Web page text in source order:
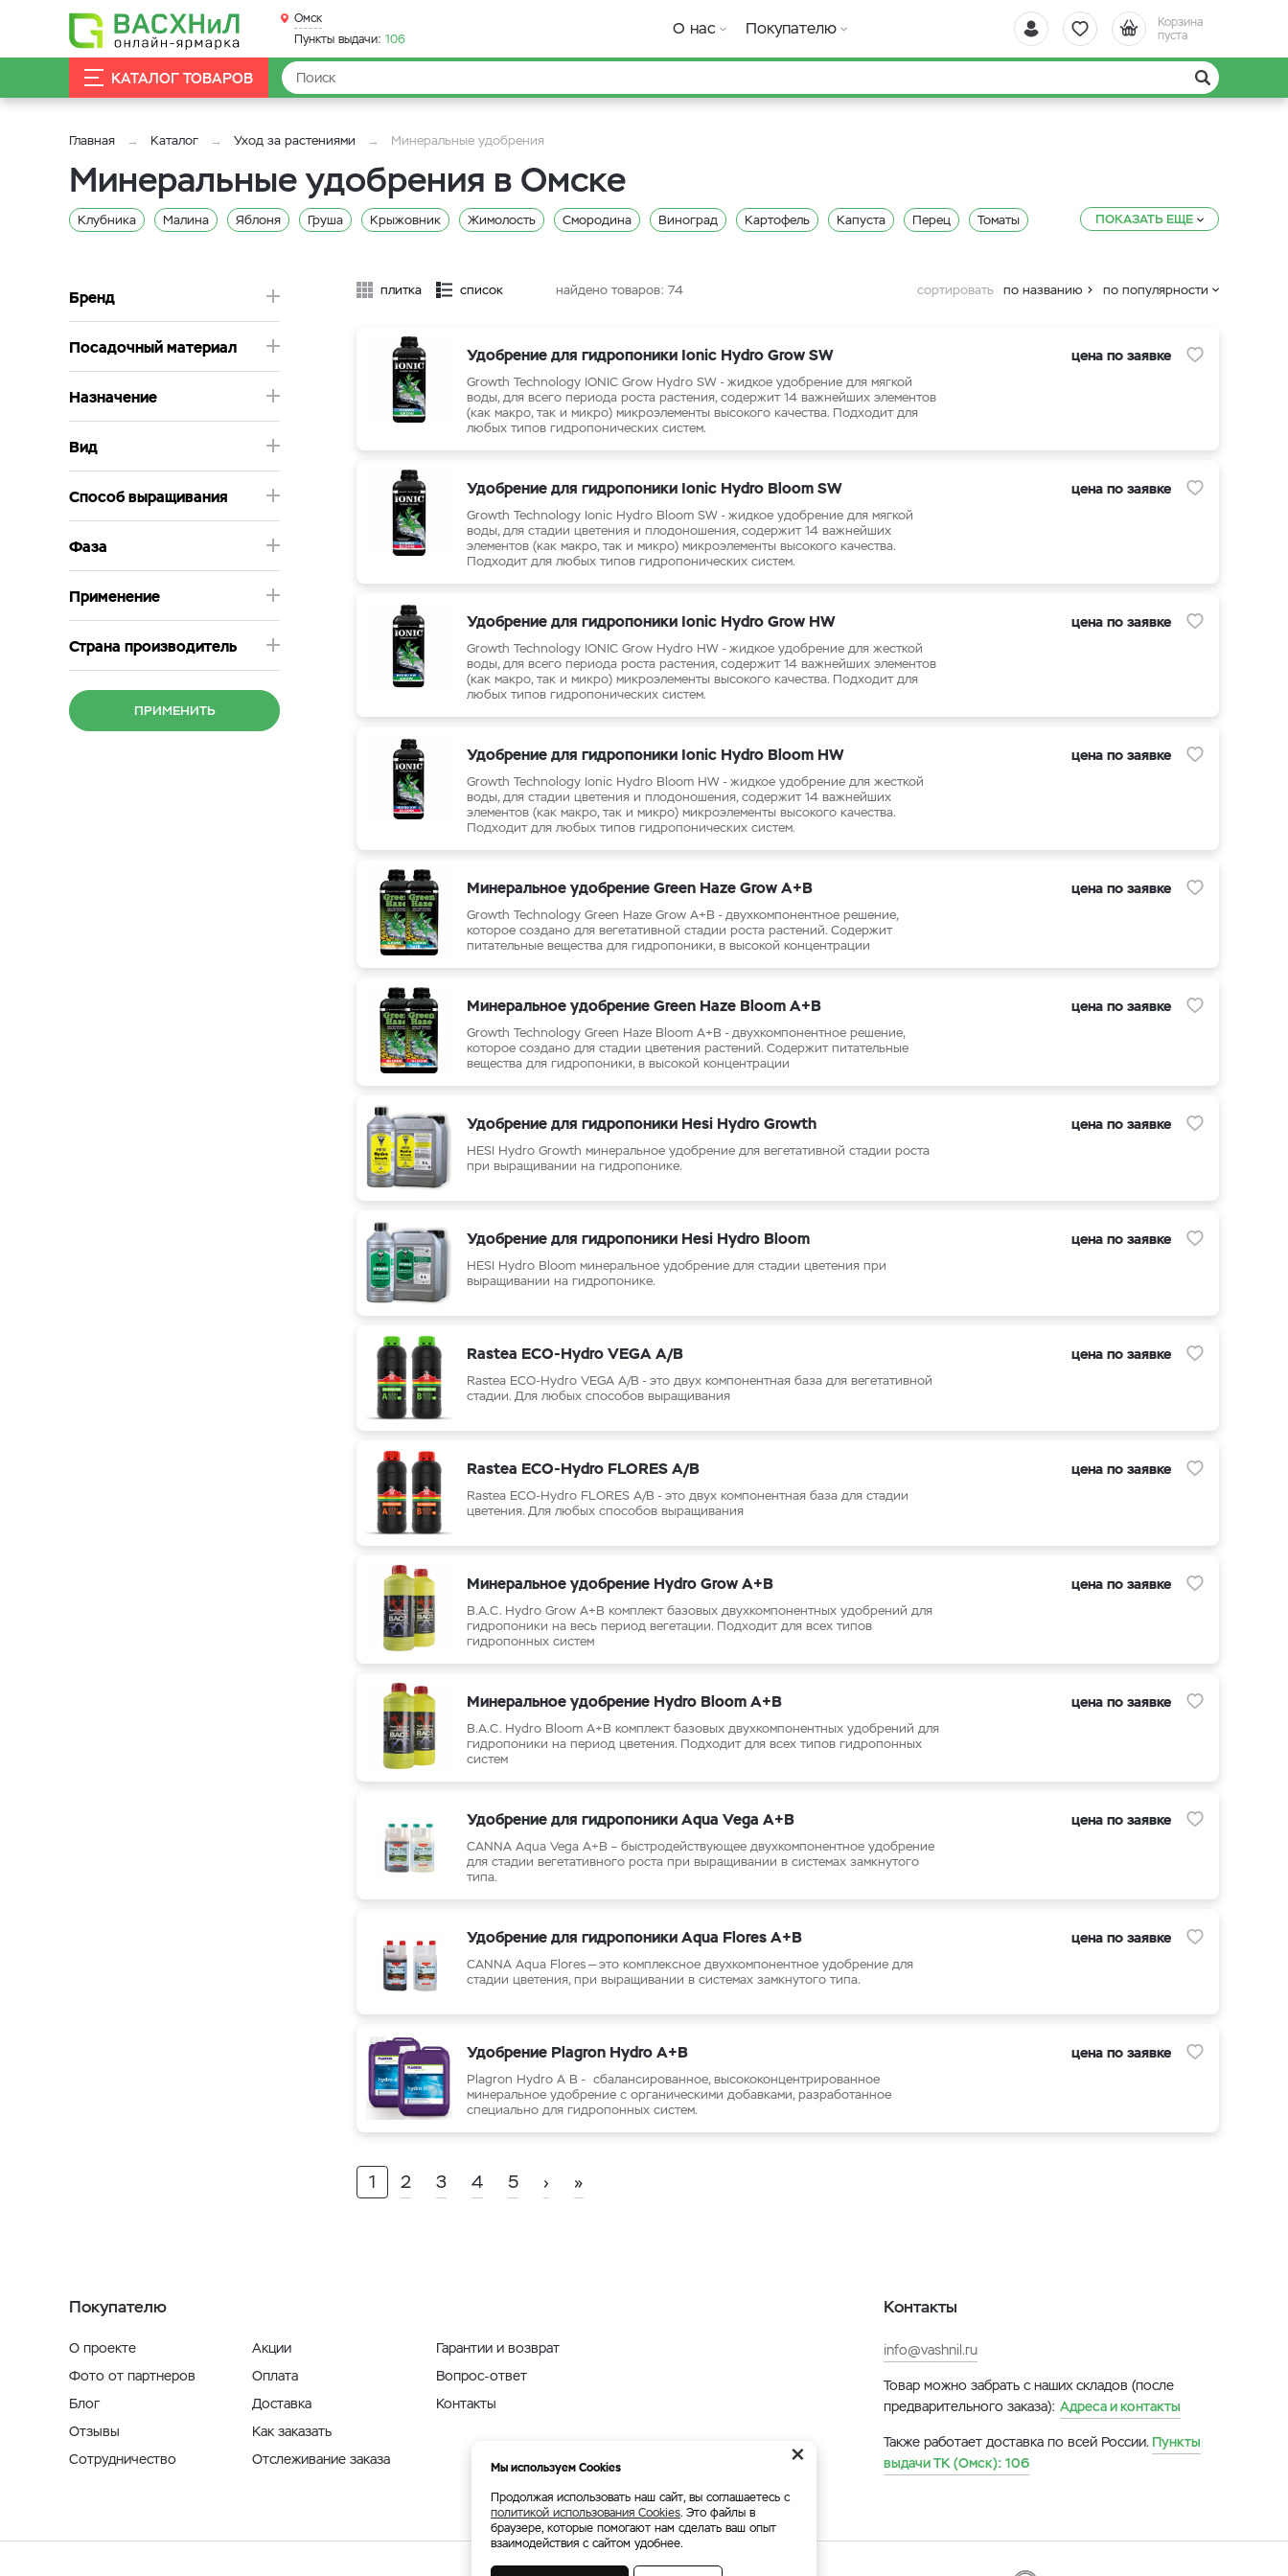
Корзина
пуста
Омск
Пункты выдачи: 106
О нас Покупателю
КАТАЛОГ ТОВАРОВ
Главная Каталог Уход за растениями Минеральные удобрения
Минеральные удобрения в Омске
Клубника Малина Яблоня Груша Крыжовник Жимолость Смородина Виноград Картофель Капуста Перец
Томаты
Редиска Свекла Базилик
Стимуляторы Growth Technology
Мята Стимуляторы Powder Feeding Стимуляторы B.A.C.
Стимуляторы Advanced Nutrients
Базовые удобрения CANNA
Базовые удобрения General Hydroponics
Базовые удобрения RasTea Базовые удобрения Powder Feeding
Базовые удобрения B.A.C.
Базовые удобрения Advanced Nutrients
ПОКАЗАТЬ ЕЩЕ
Бренд
Посадочный материал
Назначение
Вид
Способ выращивания
Фаза
Применение
Страна производитель
ПРИМЕНИТЬ
плитка список найдено товаров: 74 сортировать по названию по популярности
Удобрение для гидропоники Ionic Hydro Grow SW
Growth Technology IONIC Grow Hydro SW - жидкое удобрение для мягкой
воды, для всего периода роста растения, содержит 14 важнейших элементов
(как макро, так и микро) микроэлементы высокого качества. Подходит для
любых типов гидропонических систем.
цена по заявке
Удобрение для гидропоники Ionic Hydro Bloom SW
Growth Technology Ionic Hydro Bloom SW - жидкое удобрение для мягкой
воды, для стадии цветения и плодоношения, содержит 14 важнейших
элементов (как макро, так и микро) микроэлементы высокого качества.
Подходит для любых типов гидропонических систем.
цена по заявке
Удобрение для гидропоники Ionic Hydro Grow HW
Growth Technology IONIC Grow Hydro HW - жидкое удобрение для жесткой
воды, для всего периода роста растения, содержит 14 важнейших элементов
(как макро, так и микро) микроэлементы высокого качества. Подходит для
любых типов гидропонических систем.
цена по заявке
Удобрение для гидропоники Ionic Hydro Bloom HW
Growth Technology Ionic Hydro Bloom HW - жидкое удобрение для жесткой
воды, для стадии цветения и плодоношения, содержит 14 важнейших
элементов (как макро, так и микро) микроэлементы высокого качества.
Подходит для любых типов гидропонических систем.
цена по заявке
Минеральное удобрение Green Haze Grow А+B
Growth Technology Green Haze Grow А+B - двухкомпонентное решение,
которое создано для вегетативной стадии роста растений. Содержит
питательные вещества для гидропоники, в высокой концентрации
цена по заявке
Минеральное удобрение Green Haze Bloom A+B
Growth Technology Green Haze Bloom А+B - двухкомпонентное решение,
которое создано для стадии цветения растений. Содержитпитательные
вещества для гидропоники, в высокой концентрации
цена по заявке
Удобрение для гидропоники Hesi Hydro Growth
HESI Hydro Growth минеральное удобрение для вегетативной стадии роста
при выращивании на гидропонике.
цена по заявке
Удобрение для гидропоники Hesi Hydro Bloom
HESI Hydro Bloom минеральное удобрение для стадии цветения при
выращивании на гидропонике.
цена по заявке
Rastea ECO-Hydro VEGA A/B
Rastea ECO-Hydro VEGA A/B - это двух компонентная база для вегетативной
стадии. Для любых способов выращивания
цена по заявке
Rastea ECO-Hydro FLORES A/B
Rastea ECO-Hydro FLORES A/B - это двух компонентная база для стадии
цветения. Для любых способов выращивания
цена по заявке
Минеральное удобрение Hydro Grow A+B
B.A.C. Hydro Grow A+B комплект базовых двухкомпонентных удобрений для
гидропоники на весь период вегетации. Подходит для всех типов
гидропонных систем
цена по заявке
Минеральное удобрение Hydro Bloom A+B
B.A.C. Hydro Bloom A+B комплект базовых двухкомпонентных удобрений для
гидропоники на период цветения. Подходит для всех типов гидропонных
систем
цена по заявке
Удобрение для гидропоники Aqua Vega A+B
CANNA Aqua Vega A+B – быстродействующее двухкомпонентное удобрение
для стадии вегетативного роста при выращивании в системах замкнутого
типа.
цена по заявке
Удобрение для гидропоники Aqua Flores A+B
CANNA Aqua Flores — это комплексное двухкомпонентное удобрение для
стадии цветения, при выращивании в системах замкнутого типа.
цена по заявке
Удобрение Plagron Hydro A+B
Plagron Hydro A B - сбалансированное, высококонцентрированное
минеральное удобрение с органическими добавками, разработанное
специально для гидропонных систем.
цена по заявке
1 2 3 4 5 › »
Покупателю
О проекте
Фото от партнеров
Блог
Отзывы
Сотрудничество
Акции
Оплата
Доставка
Как заказать
Отслеживание заказа
Гарантии и возврат
Вопрос-ответ
Контакты
Контакты
info@vashnil.ru
Товар можно забрать с наших складов (после
предварительного заказа): Адреса и контакты
Также работает доставка по всей России. Пункты
выдачи ТК (Омск): 106
×
Мы используем Cookies
Продолжая использовать наш сайт, вы соглашаетесь с
политикой использования Cookies. Это файлы в
браузере, которые помогают нам сделать ваш опыт
взаимодействия с сайтом удобнее.